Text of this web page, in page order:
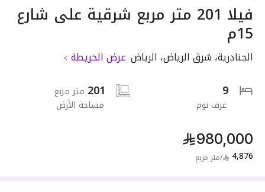
فيلا 201 متر مربع شرقية على شارع
15م
الجنادرية، شرق الرياض، الرياض عرض الخريطة
9
غرف نوم
201 متر مربع
مساحة الأرض
980,000
4,876
/متر مربع